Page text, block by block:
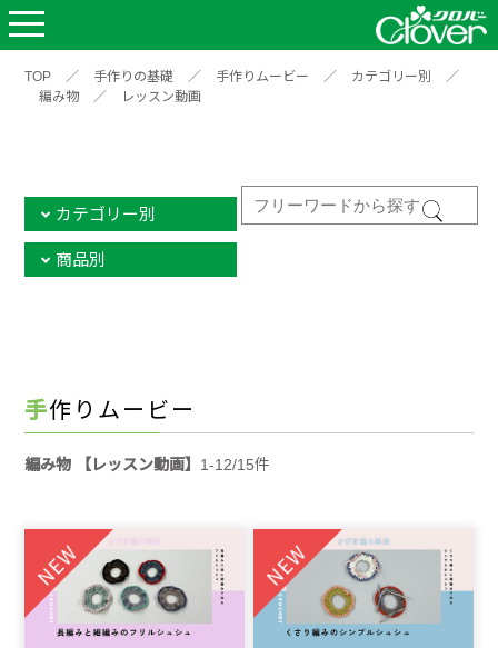
TOP ／ 手作りの基礎 ／ 手作りムービー ／ カテゴリー別
／
編み物
／ レッスン動画
カテゴリー別
商品別
手作りムービー
編み物 【レッスン動画】 1-12/15件